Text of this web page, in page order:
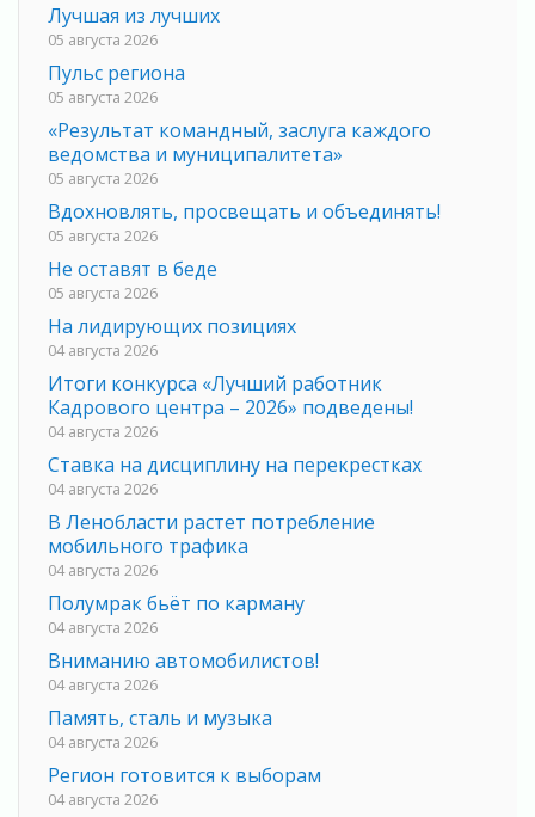
Лучшая из лучших
05 августа 2026
Пульс региона
05 августа 2026
«Результат командный, заслуга каждого
ведомства и муниципалитета»
05 августа 2026
Вдохновлять, просвещать и объединять!
05 августа 2026
Не оставят в беде
05 августа 2026
На лидирующих позициях
04 августа 2026
Итоги конкурса «Лучший работник
Кадрового центра – 2026» подведены!
04 августа 2026
Ставка на дисциплину на перекрестках
04 августа 2026
В Ленобласти растет потребление
мобильного трафика
04 августа 2026
Полумрак бьёт по карману
04 августа 2026
Вниманию автомобилистов!
04 августа 2026
Память, сталь и музыка
04 августа 2026
Регион готовится к выборам
04 августа 2026